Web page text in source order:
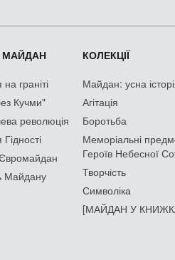
МАЙДАН
граніті
Кучми"
революція
Майдану
КОЛЕКЦІЇ
Майдан: усна
Агітація
Боротьба
Меморіальні
Героїв Небесної
Творчість
Символіка
[МАЙДАН У